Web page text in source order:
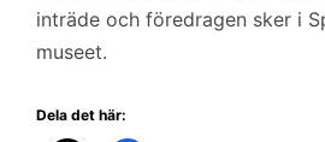
inträde och föredragen sker i
museet.
Dela det här: